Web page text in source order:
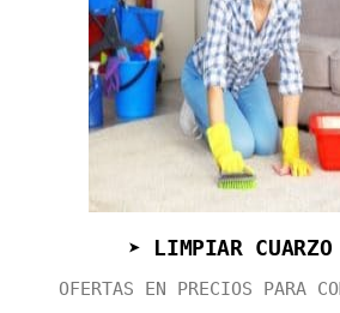
➤ LIMPIAR
OFERTAS EN PRECIOS PARA